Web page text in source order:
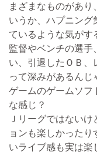
まざまなものがあり
いうか、ハプニング
ているような気がす
監督やベンチの選手
い、引退したＯＢ、
って深みがあるん
ゲームのゲームソフ
な感じ？
Ｊリーグではない
ョンも楽しかった
いライブ感も実は楽